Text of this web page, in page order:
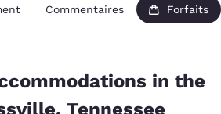
Commentaires Forfaits
in the
Tennessee